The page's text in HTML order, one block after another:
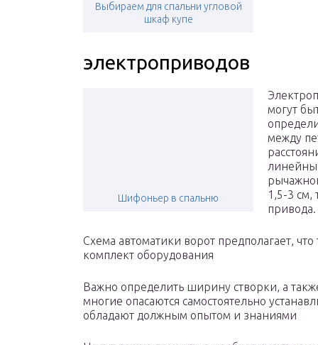
Выбираем для спальни угловой
шкаф купе
электроприводов
Шифоньер в спальню
могут
между
1,5-3 см,
Схема автоматики ворот предполагает,
комплект оборудования
Важно определить ширину створки, а
многие опасаются самостоятельно
обладают должным опытом и знаниями